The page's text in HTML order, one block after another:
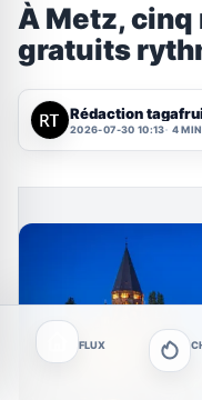
À Metz,
gratuits
Rédaction
2026-07-30 10:13 4
FLUX